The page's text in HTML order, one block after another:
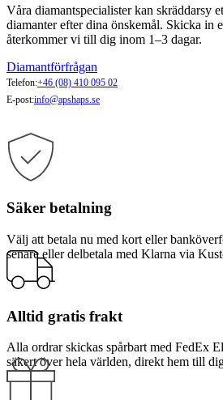
Våra diamantspecialister kan skräddarsy
diamanter efter dina önskemål. Skicka in
återkommer vi till dig inom 1–3 dagar.
Diamantförfrågan
Telefon:+46 (08) 410 095 02
E-post:info@apshaps.se
Säker betalning
Välj att betala nu med kort eller
senare eller delbetala med Klarna via
Alltid gratis frakt
Alla ordrar skickas spårbart med FedEx
säkert över hela världen, direkt hem till